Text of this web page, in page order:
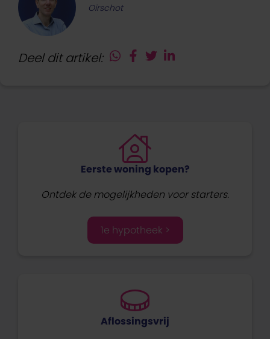
Oirschot
Deel dit artikel:
Eerste woning kopen?
Ontdek de mogelijkheden voor starters.
1e hypotheek >
Aflossingsvrij